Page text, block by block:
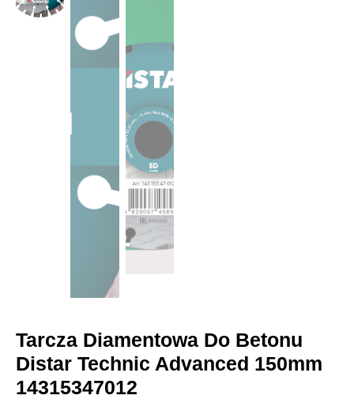
Tarcza Diamentowa Do Betonu
Distar Technic Advanced 150mm
14315347012